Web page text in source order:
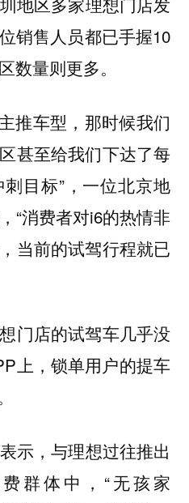
销售人员都已手握10
数量则更多。
推车型，那时候我们
甚至给我们下达了每
目标”，一位北京地
“消费者对i6的热情非
当前的试驾行程就已
门店的试驾车几乎没
上，锁单用户的提车
示，与理想过往推出
群体中，“无孩家